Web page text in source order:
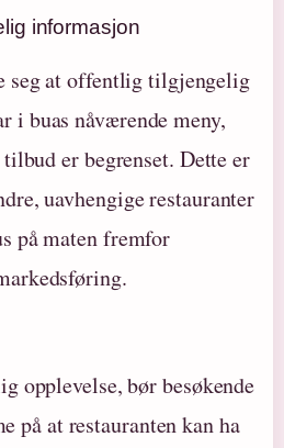
informasjon
seg at offentlig tilgjengelig
i buas nåværende meny,
er begrenset. Dette er
uavhengige restauranter
på maten fremfor
opplevelse, bør besøkende
på at restauranten kan ha